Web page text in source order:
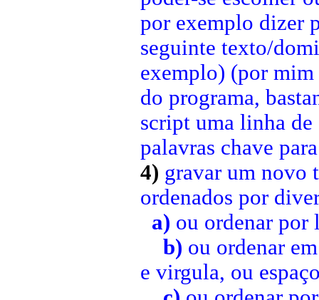
por exemplo dizer
seguinte texto/
exemplo) (por mim
do programa,
script uma linha de
palavras chave
4) gravar um novo
ordenados por
a) ou ordenar por
b) ou ordenar
e virgula, ou